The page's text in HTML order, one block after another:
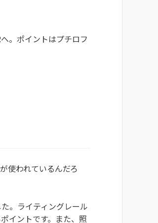
。ポイントはプチロフ
使われているんだろ
。ライティングレール
イントです。また、照